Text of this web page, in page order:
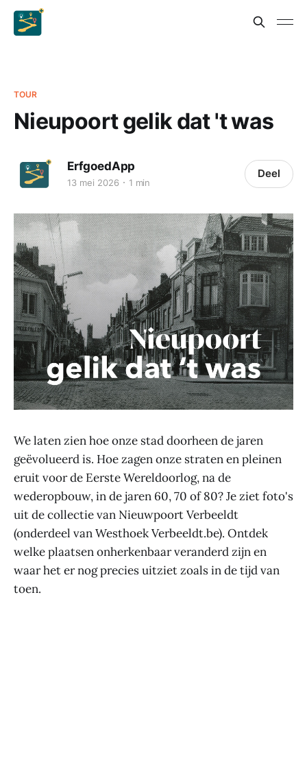
TOUR
Nieupoort gelik dat 't was
ErfgoedApp
13 mei 2026 1 min
Deel
We laten zien hoe onze stad doorheen de jaren
geëvolueerd is. Hoe zagen onze straten en pleinen
eruit voor de Eerste Wereldoorlog, na de
wederopbouw, in de jaren 60, 70 of 80? Je ziet foto's
uit de collectie van Nieuwpoort Verbeeldt
(onderdeel van Westhoek Verbeeldt.be). Ontdek
welke plaatsen onherkenbaar veranderd zijn en
waar het er nog precies uitziet zoals in de tijd van
toen.